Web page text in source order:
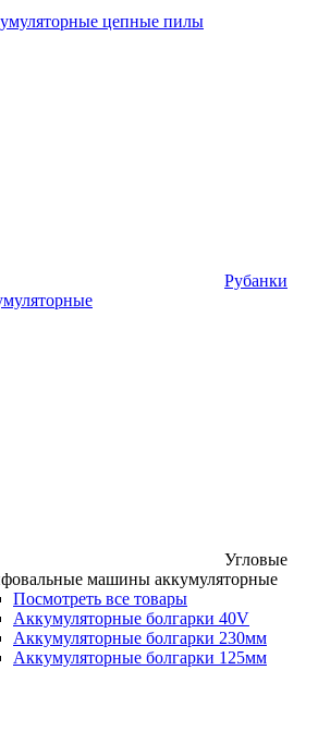
цепные пилы
Рубанки
Угловые
машины аккумуляторные
Посмотреть все товары
Аккумуляторные болгарки 40V
Аккумуляторные болгарки 230мм
Аккумуляторные болгарки 125мм